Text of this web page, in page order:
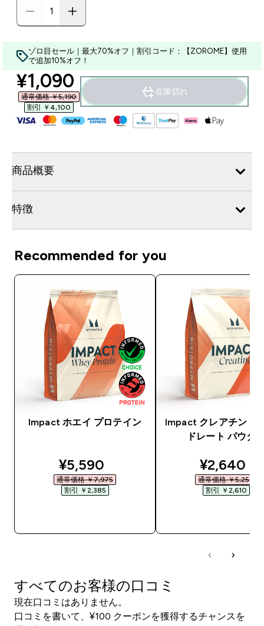
ゾロ目セール｜最大70%オフ｜割引コード：【ZOROME】使用
で追加10%オフ！
discounted price
¥1,090‎
通常価格 ￥5,190‎
割引 ￥4,100‎
在庫切れ
商品概要
特徴
Recommended for you
Impact ホエイ プロテイン
discounted price
¥5,590‎
通常価格 ￥7,975‎
割引 ￥2,385‎
Impact クレアチン モ
ドレート パウダ
¥2,640‎
通常価格 ￥5,250‎
割引 ￥2,610‎
すべてのお客様の口コミ
現在口コミはありません。
口コミを書いて、¥100 クーポンを獲得するチャンスを